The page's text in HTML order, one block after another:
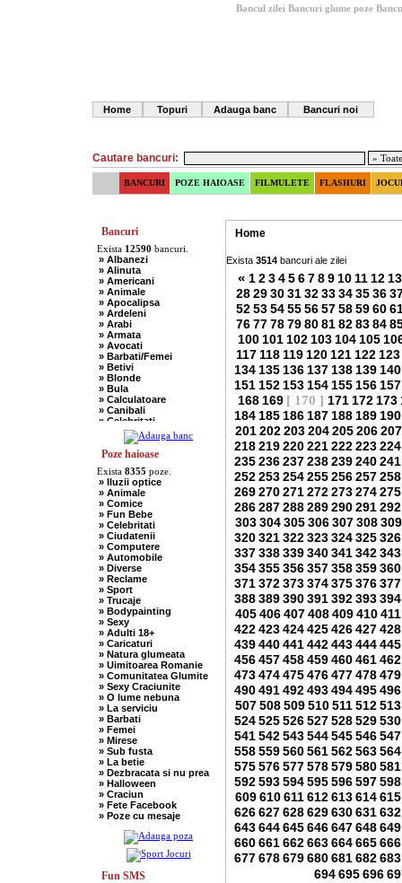
Bancul zilei Bancuri glume poze
Home Topuri Adauga banc Bancuri noi
Cautare bancuri:
BANCURI POZE HAIOASE FILMULETE FLASHURI
Bancuri
Exista 12590 bancuri.
» Albanezi
» Alinuta
» Americani
» Animale
» Apocalipsa
» Ardeleni
» Arabi
» Armata
» Avocati
» Barbati/Femei
» Betivi
» Blonde
» Bula
» Calculatoare
» Canibali
» Celebritati
» Chelneri
» Chuck Norris
» Ciobani
» Copii
» Craciun
» Cugetari
» Culmi
» Deocheate
» Diverse
» Doctori
» Elevi-Studenti
» Englezi
» Evrei
» Francezi
» Ingineri
» Ion si Maria
» Istorice
» Misogine
» Moldoveni
» Mosnegi
» Nebuni
» Negri
» Olteni
» Pescari
» Perle
» Politice
» Politisti
» Popi
» Radio Erevan
» Religioase
» Romani
» Sadice
» Secretare
» Sefi
» Scotieni
» Seci
» Soacre
» Sport
» Soferi
» Tarani
» Tigani
Poze haioase
Exista 8355 poze.
» Iluzii optice
» Animale
» Comice
» Fun Bebe
» Celebritati
» Ciudatenii
» Computere
» Automobile
» Diverse
» Reclame
» Sport
» Trucaje
» Bodypainting
» Sexy
» Adulti 18+
» Caricaturi
» Natura glumeata
» Uimitoarea Romanie
» Comunitatea Glumite
» Sexy Craciunite
» O lume nebuna
» La serviciu
» Barbati
» Femei
» Mirese
» Sub fusta
» La betie
» Dezbracata si nu prea
» Halloween
» Craciun
» Fete Facebook
» Poze cu mesaje
Fun SMS
Home
Exista 3514bancuri ale zilei
« 1 2 3 4 5 6 7 8 9 10 11 12 13
28 29 30 31 32 33 34 35 36
52 53 54 55 56 57 58 59 60
76 77 78 79 80 81 82 83 84
100 101 102 103 104 105
117 118 119 120 121 122 123
134 135 136 137 138 139 140
151 152 153 154 155 156 157
168 169 [ 170 ] 171 172 173
184 185 186 187 188 189 190
201 202 203 204 205 206 207
218219220221222223224
235236237238239240241
252253254255256257258
269270271272273274275
286287288289290291292
303 304 305 306 307 308 309
320321322323324325326
337338339340341342343
354355356357358359360
371372373374375376377
388389390391392393394
405 406 407 408 409 410 411
422423424425426427428
439440441442443444445
456457458459460461462
473474475476477478479
490491492493494495496
507 508 509 510 511 512 513
524525526527528529530
541542543544545546547
558559560561562563564
575576577578579580581
592593594595596597598
609 610 611 612 613 614 615
626627628629630631632
643644645646647648649
660661662663664665666
677678679680681682683
694695696